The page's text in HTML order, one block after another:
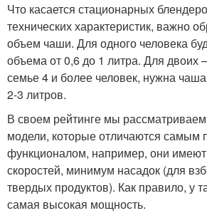
Что касается стационарных
технических характеристик, важно
объем чаши. Для одного человека
объема от 0,6 до 1 литра. Для двоих
семье 4 и более человек, нужна
2-3 литров.
В своем рейтинге мы
модели, которые отличаются самым
функционалом, например, они
скоростей, минимум насадок (для
твердых продуктов). Как правило, у
самая высокая мощность.